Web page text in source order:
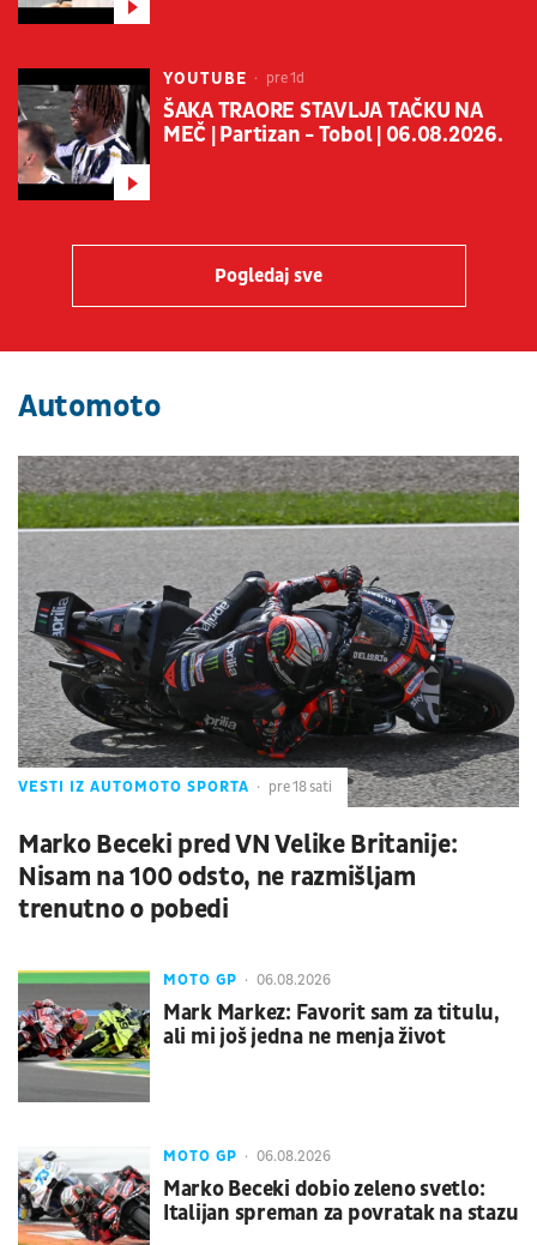
YOUTUBE pre 1d
ŠAKA TRAORE STAVLJA TAČKU NA
MEČ | Partizan - Tobol | 06.08.2026.
Pogledaj sve
Automoto
VESTI IZ AUTOMOTO SPORTA pre 18 sati
Marko Beceki pred VN Velike Britanije:
Nisam na 100 odsto, ne razmišljam
trenutno o pobedi
MOTO GP 06.08.2026
Mark Markez: Favorit sam za titulu,
ali mi još jedna ne menja život
MOTO GP 06.08.2026
Marko Beceki dobio zeleno svetlo:
Italijan spreman za povratak na stazu